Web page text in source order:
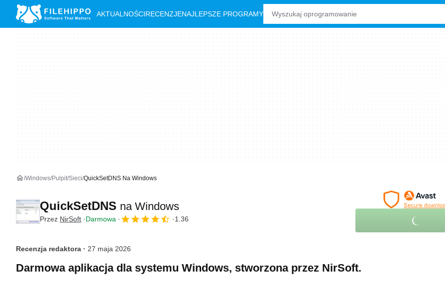
AKTUALNOŚCIRECENZJENAJLEPSZE PROGRAMY
Windows Pulpit Sieci QuickSetDNS Na Windows
QuickSetDNS na Windows
Przez NirSoft Darmowa 1.36
Recenzja redaktora · 27 maja 2026
Darmowa aplikacja dla systemu Windows, stworzona przez NirSoft.